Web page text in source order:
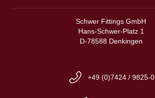
Schwer Fittings GmbH
Hans-Schwer-Platz 1
D-78588 Denkingen
+49 (0)7424 / 9825-0